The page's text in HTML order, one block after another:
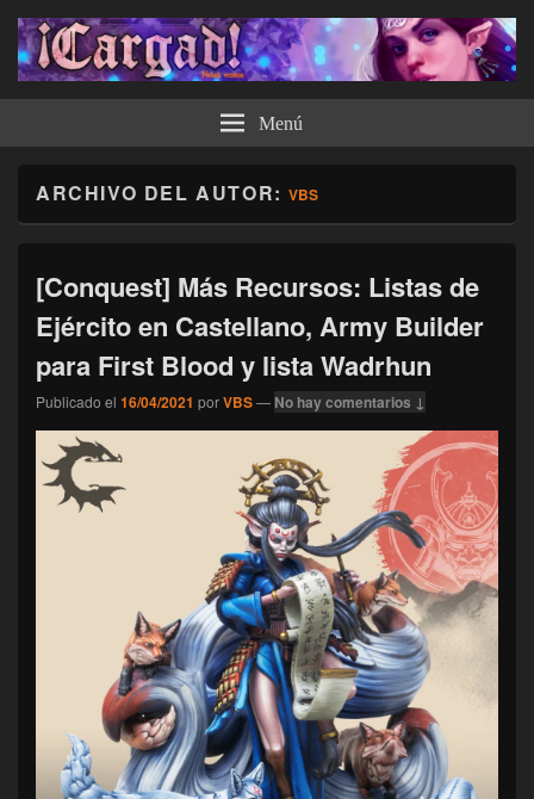
¡Cargad! Menú
ARCHIVO DEL AUTOR:VBS
[Conquest] Más Recursos: Listas de
Ejército en Castellano, Army Builder
para First Blood y lista Wadrhun
Publicado el 16/04/2021 porVBS— No hay comentarios ↓